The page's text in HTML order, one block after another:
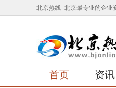
北京热线_北京最专业的企业
首页 资讯